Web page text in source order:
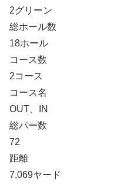
2グリーン
総ホール数
18ホール
コース数
2コース
コース名
OUT、IN
総パー数
72
距離
7,069ヤード